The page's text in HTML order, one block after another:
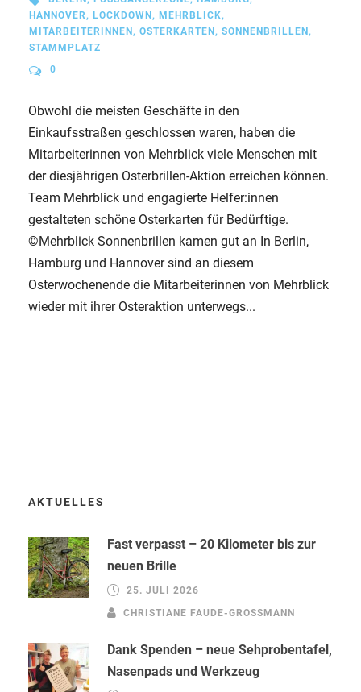
HANNOVER, LOCKDOWN , MEHRBLICK,
MITARBEITERINNEN , OSTERKARTEN , SONNENBRILLEN ,
STAMMPLATZ
0
Obwohl die meisten Geschäfte in den
Einkaufsstraßen geschlossen waren, haben die
Mitarbeiterinnen von Mehrblick viele Menschen mit
der diesjährigen Osterbrillen-Aktion erreichen können.
Team Mehrblick und engagierte Helfer:innen
gestalteten schöne Osterkarten für Bedürftige.
©Mehrblick Sonnenbrillen kamen gut an In Berlin,
Hamburg und Hannover sind an diesem
Osterwochenende die Mitarbeiterinnen von Mehrblick
wieder mit ihrer Osteraktion unterwegs...
AKTUELLES
Fast verpasst – 20 Kilometer bis zur
neuen Brille
25. JULI 2026
CHRISTIANE FAUDE-GROSSMANN
Dank Spenden – neue Sehprobentafel,
Nasenpads und Werkzeug